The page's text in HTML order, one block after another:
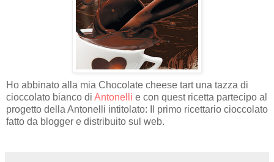
Ho abbinato alla mia Chocolate cheese tart una tazza di
cioccolato bianco di Antonelli e con quest ricetta partecipo al
progetto della Antonelli intitolato: Il primo ricettario cioccolato
fatto da blogger e distribuito sul web.